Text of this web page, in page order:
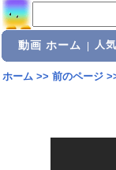
動画 ホーム 人
ホーム>> 前のページ